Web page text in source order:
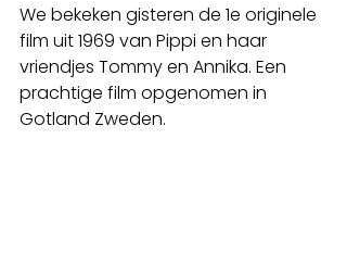
We bekeken gisteren de 1e originele
film uit 1969 van Pippi en haar
vriendjes Tommy en Annika. Een
prachtige film opgenomen in
Gotland Zweden.